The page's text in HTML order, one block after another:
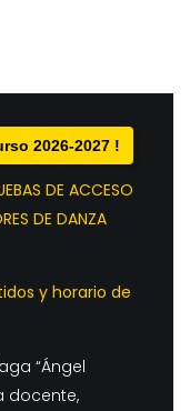
2026-2027 !
DE ACCESO
DE DANZA
y horario de
“Ángel
docente,